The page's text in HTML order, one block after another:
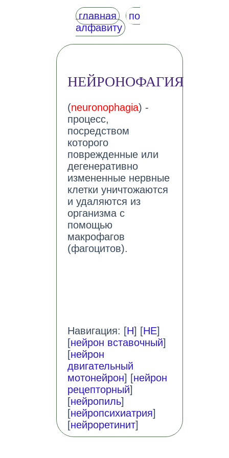
главная
по
алфавиту
НЕЙРОНОФАГИЯ
(neuronophagia) -
процесс,
посредством
которого
поврежденные или
дегенеративно
измененные нервные
клетки уничтожаются
и удаляются из
организма с
помощью
макрофагов
(фагоцитов).
Навигация: [Н] [НЕ]
[нейрон вставочный]
[нейрон
двигательный
мотонейрон] [нейрон
рецепторный]
[нейропиль]
[нейропсихиатрия]
[нейроретинит]